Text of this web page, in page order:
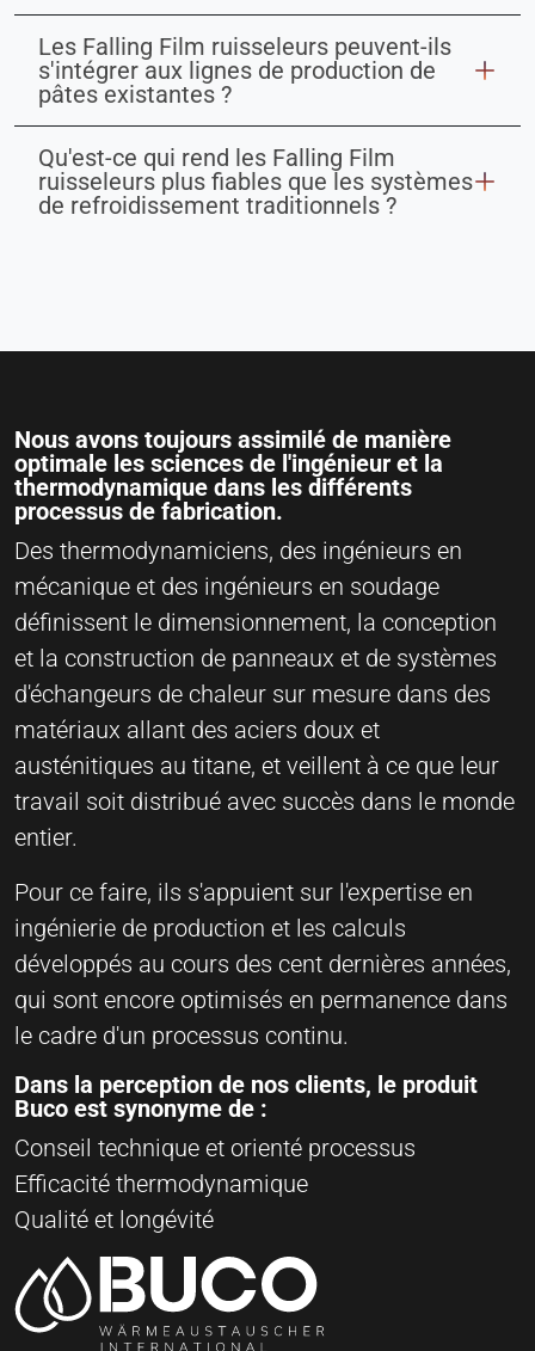
Les Falling Film ruisseleurs peuvent-ils
s'intégrer aux lignes de production de
pâtes existantes ?
Qu'est-ce qui rend les Falling Film
ruisseleurs plus fiables que les systèmes
de refroidissement traditionnels ?
Nous avons toujours assimilé de manière
optimale les sciences de l'ingénieur et la
thermodynamique dans les différents
processus de fabrication.
Des thermodynamiciens, des ingénieurs en
mécanique et des ingénieurs en soudage
définissent le dimensionnement, la conception
et la construction de panneaux et de systèmes
d'échangeurs de chaleur sur mesure dans des
matériaux allant des aciers doux et
austénitiques au titane, et veillent à ce que leur
travail soit distribué avec succès dans le monde
entier.
Pour ce faire, ils s'appuient sur l'expertise en
ingénierie de production et les calculs
développés au cours des cent dernières années,
qui sont encore optimisés en permanence dans
le cadre d'un processus continu.
Dans la perception de nos clients, le produit
Buco est synonyme de :
Conseil technique et orienté processus
Efficacité thermodynamique
Qualité et longévité